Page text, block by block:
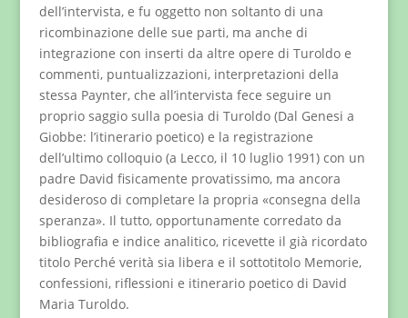
dell’intervista, e fu oggetto non soltanto di una
ricombinazione delle sue parti, ma anche di
integrazione con inserti da altre opere di Turoldo e
commenti, puntualizzazioni, interpretazioni della
stessa Paynter, che all’intervista fece seguire un
proprio saggio sulla poesia di Turoldo (Dal Genesi a
Giobbe: l’itinerario poetico) e la registrazione
dell’ultimo colloquio (a Lecco, il 10 luglio 1991) con un
padre David fisicamente provatissimo, ma ancora
desideroso di completare la propria «consegna della
speranza». Il tutto, opportunamente corredato da
bibliografia e indice analitico, ricevette il già ricordato
titolo Perché verità sia libera e il sottotitolo Memorie,
confessioni, riflessioni e itinerario poetico di David
Maria Turoldo.